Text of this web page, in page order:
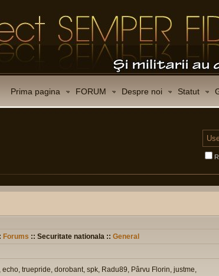
Prima pagina FORUM Despre noi Statut
Forums :: Securitate nationala :: General
truepride, dorobant, spk, Radu89, Pârvu Florin, justme,